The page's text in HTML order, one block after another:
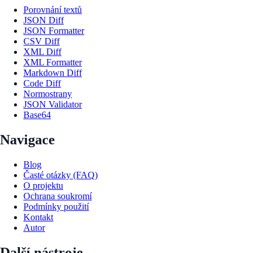
Porovnání textů
JSON Diff
JSON Formatter
CSV Diff
XML Diff
XML Formatter
Markdown Diff
Code Diff
Normostrany
JSON Validator
Base64
Navigace
Blog
Časté otázky (FAQ)
O projektu
Ochrana soukromí
Podmínky použití
Kontakt
Autor